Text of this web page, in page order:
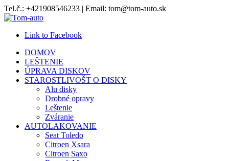
Tel.č.: +421908546233 | Email: tom@tom-auto.sk
Link to Facebook
DOMOV
LEŠTENIE
ÚPRAVA DISKOV
STAROSTLIVOŠT O DISKY
Alu disky
Drobné opravy
Leštenie
Zváranie
AUTOLAKOVANIE
Seat Toledo
Citroen Xsara
Citroen Saxo